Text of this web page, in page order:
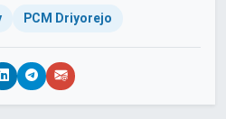
PCM Driyorejo